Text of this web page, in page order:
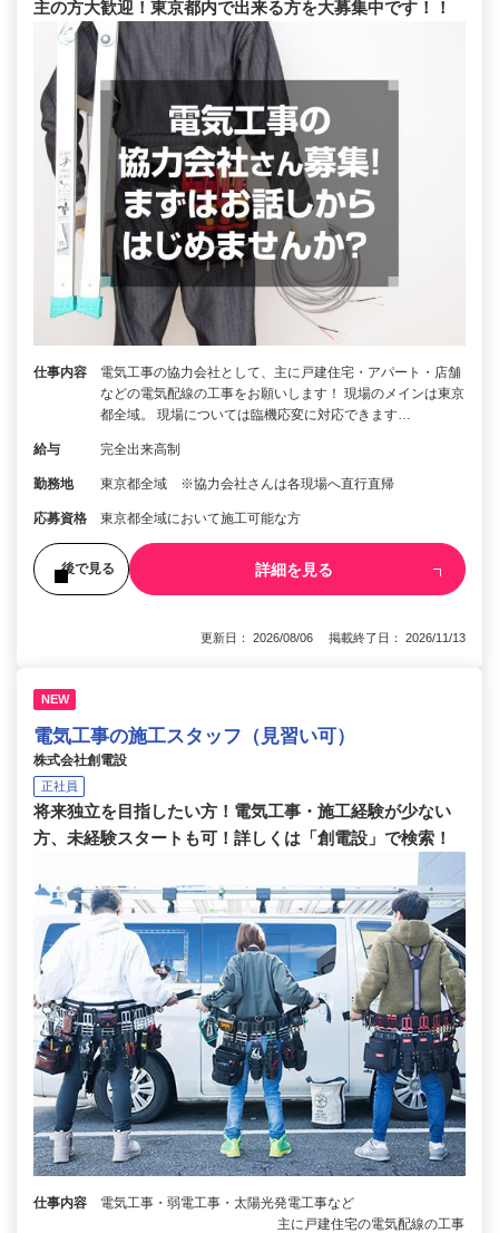
主の方大歓迎！東京都内で出来る方を大募集中です！！
仕事内容
電気工事の協力会社として、主に戸建住宅・アパート・店舗
などの電気配線の工事をお願いします！ 現場のメインは東京
都全域。 現場については臨機応変に対応できます…
給与 完全出来高制
勤務地 東京都全域 ※協力会社さんは各現場へ直行直帰
応募資格 東京都全域において施工可能な方
後で見る 詳細を見る
更新日： 2026/08/06 掲載終了日： 2026/11/13
NEW
電気工事の施工スタッフ（見習い可）
株式会社創電設
正社員
将来独立を目指したい方！電気工事・施工経験が少ない
方、未経験スタートも可！詳しくは「創電設」で検索！
仕事内容
電気工事・弱電工事・太陽光発電工事など
主に戸建住宅の電気配線の工事